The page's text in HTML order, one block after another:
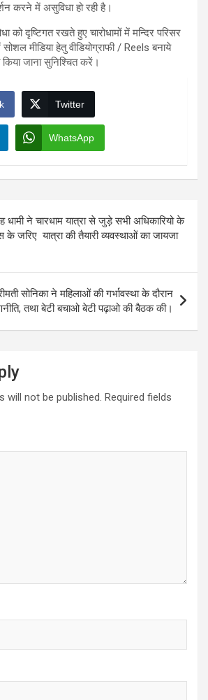
करने में असुविधा हो रही है।
को दृष्टिगत रखते हुए चारोधामों में मन्दिर परिसर
मीडिया हेतु वीडियोग्राफी / Reels बनाये
किया जाना सुनिश्चित करें।
Twitter
WhatsApp
धामी ने चारधाम यात्रा से जुड़े सभी अधिकारियो के
के जरिए यात्रा की तैयारी व्यवस्थाओं का जायजा
सोनिका ने महिलाओं की गर्भावस्था के दौरान
तथा बेटी बचाओ बेटी पढ़ाओ की बैठक की।
will not be published. Required fields